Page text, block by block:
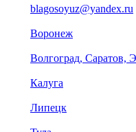
blagosoyuz@yandex.ru
Воронеж
Волгоград, Саратов,
Калуга
Липецк